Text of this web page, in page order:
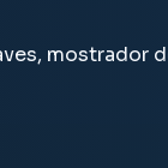
mostrador